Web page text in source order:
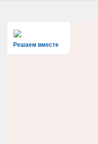
Решаем вместе